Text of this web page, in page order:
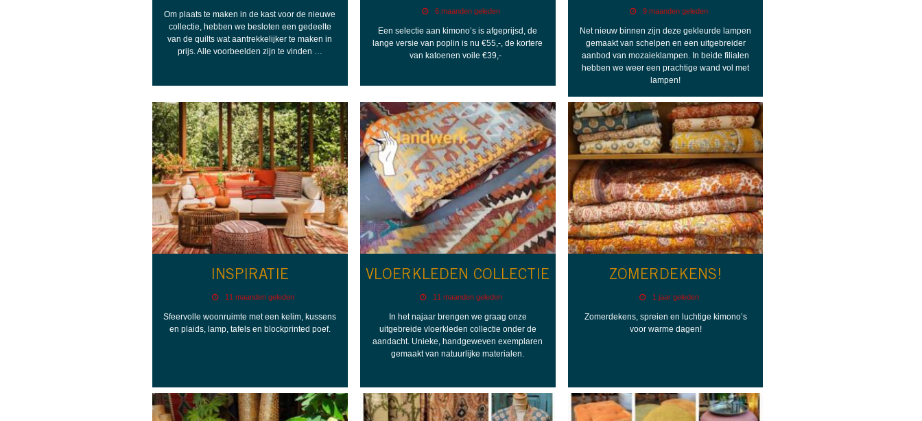
Om plaats te maken in de kast voor de nieuwe
collectie, hebben we besloten een gedeelte
van de quilts wat aantrekkelijker te maken in
prijs. Alle voorbeelden zijn te vinden …
6 maanden geleden
Een selectie aan kimono’s is afgeprijsd, de
lange versie van poplin is nu €55,-, de kortere
van katoenen voile €39,-
9 maanden geleden
Net nieuw binnen zijn deze gekleurde lampen
gemaakt van schelpen en een uitgebreider
aanbod van mozaieklampen. In beide filialen
hebben we weer een prachtige wand vol met
lampen!
INSPIRATIE
11 maanden geleden
Sfeervolle woonruimte met een kelim, kussens
en plaids, lamp, tafels en blockprinted poef.
VLOERKLEDEN COLLECTIE
11 maanden geleden
In het najaar brengen we graag onze
uitgebreide vloerkleden collectie onder de
aandacht. Unieke, handgeweven exemplaren
gemaakt van natuurlijke materialen.
ZOMERDEKENS!
1 jaar geleden
Zomerdekens, spreien en luchtige kimono’s
voor warme dagen!